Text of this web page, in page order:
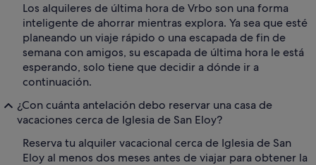
Los alquileres de última hora de Vrbo son una forma
inteligente de ahorrar mientras explora. Ya sea que esté
planeando un viaje rápido o una escapada de fin de
semana con amigos, su escapada de última hora le está
esperando, solo tiene que decidir a dónde ir a
continuación.
¿Con cuánta antelación debo reservar una casa de
vacaciones cerca de Iglesia de San Eloy?
Reserva tu alquiler vacacional cerca de Iglesia de San
Eloy al menos dos meses antes de viajar para obtener la